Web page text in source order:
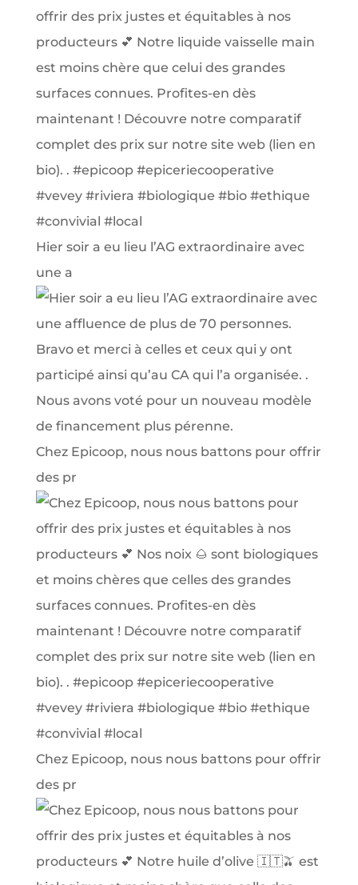
Hier soir a eu lieu l’AG extraordinaire avec
une a
Chez Epicoop, nous nous battons pour offrir
des pr
Chez Epicoop, nous nous battons pour offrir
des pr